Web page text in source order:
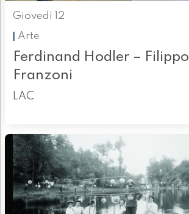
Giovedì 12
Arte
Ferdinand Hodler – Filippo
Franzoni
LAC